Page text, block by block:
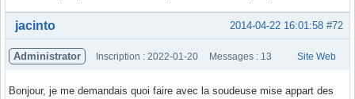
Hors ligne #72
2014-04-22 16:01:58
jacinto
Administrator Inscription : 2022-01-20 Messages : 13 Site Web
Bonjour, je me demandais quoi faire avec la soudeuse mise appart des